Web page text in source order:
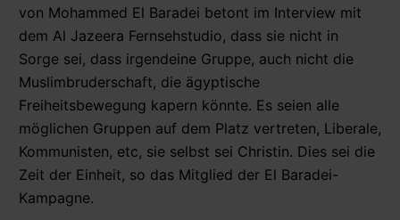
von Mohammed El Baradei betont im Interview mit
dem Al Jazeera Fernsehstudio, dass sie nicht in
Sorge sei, dass irgendeine Gruppe, auch nicht die
Muslimbruderschaft, die ägyptische
Freiheitsbewegung kapern könnte. Es seien alle
möglichen Gruppen auf dem Platz vertreten, Liberale,
Kommunisten, etc, sie selbst sei Christin. Dies sei die
Zeit der Einheit, so das Mitglied der El Baradei-
Kampagne.